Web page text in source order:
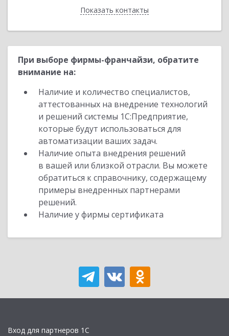
Показать контакты
Назад
При выборе фирмы-франчайзи, обратите
внимание на:
Наличие и количество специалистов,
аттестованных на внедрение технологий
и решений системы 1С:Предприятие,
которые будут использоваться для
автоматизации ваших задач.
Наличие опыта внедрения решений
в вашей или близкой отрасли. Вы можете
обратиться к справочнику, содержащему
примеры внедренных партнерами
решений.
Наличие у фирмы сертификата
Вход для партнеров 1С